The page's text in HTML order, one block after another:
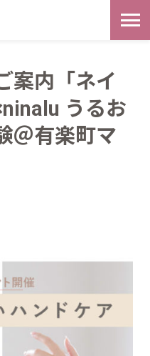
案内「ネイ
うるお
＠有楽町マ